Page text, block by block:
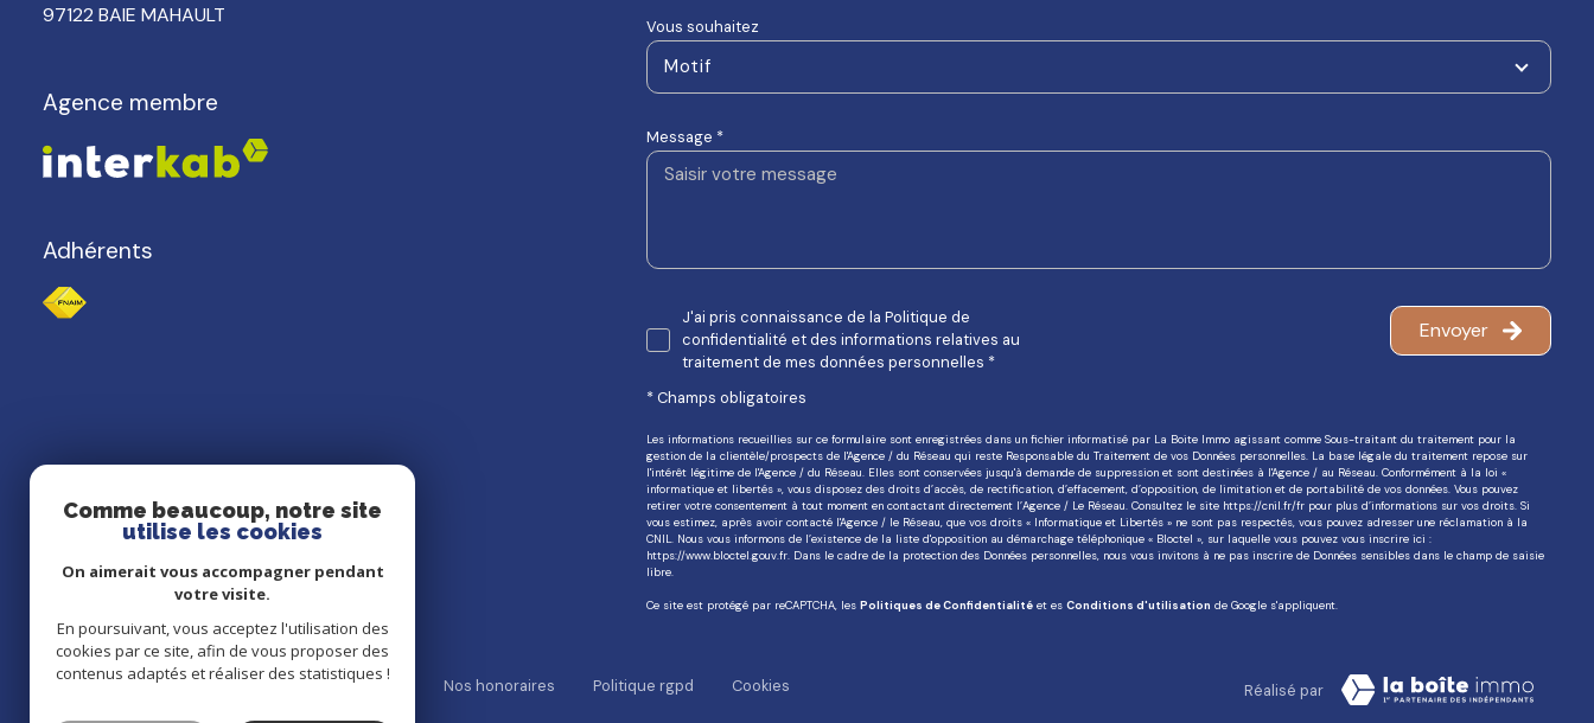
Vous souhaitez
Motif
Message *
J'ai pris connaissance de la Politique de
confidentialité et des informations relatives au
traitement de mes données personnelles *
* Champs obligatoires
Envoyer
Les informations recueillies sur ce formulaire sont enregistrées dans un fichier informatisé par La Boite Immo agissant comme Sous-traitant du traitement pour la
gestion de la clientèle/prospects de l'Agence / du Réseau qui reste Responsable du Traitement de vos Données personnelles. La base légale du traitement repose sur
l'intérêt légitime de l'Agence / du Réseau. Elles sont conservées jusqu'à demande de suppression et sont destinées à l'Agence / au Réseau. Conformément à la loi «
informatique et libertés », vous disposez des droits d’accès, de rectification, d’effacement, d’opposition, de limitation et de portabilité de vos données. Vous pouvez
retirer votre consentement à tout moment en contactant directement l’Agence / Le Réseau. Consultez le site https://cnil.fr/frpour plus d’informations sur vos droits. Si
vous estimez, après avoir contacté l'Agence / le Réseau, que vos droits « Informatique et Libertés » ne sont pas respectés, vous pouvez adresser une réclamation à la
CNIL. Nous vous informons de l’existence de la liste d'opposition au démarchage téléphonique « Bloctel », sur laquelle vous pouvez vous inscrire ici :
https://www.bloctel.gouv.fr. Dans le cadre de la protection des Données personnelles, nous vous invitons à ne pas inscrire de Données sensibles dans le champ de saisie
libre.
Ce site est protégé par reCAPTCHA, les Politiques de Confidentialitéet es Conditions d'utilisation de Google s'appliquent.
97122 BAIE MAHAULT
Agence membre
Adhérents
nos partenaires mentions légales admin nos honoraires politique rgpd cookies Réalisé par
Comme beaucoup, notre site
utilise les cookies
On aimerait vous accompagner pendant
votre visite.
En poursuivant, vous acceptez l'utilisation des
cookies par ce site, afin de vous proposer des
contenus adaptés et réaliser des statistiques !